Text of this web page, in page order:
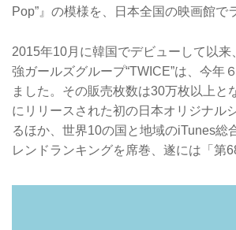
Pop”』の模様を、日本全国の映画館で
2015年10月に韓国でデビューして以
強ガールズグループ“TWICE”は、今年
ました。その販売枚数は30万枚以上
にリリースされた初の日本オリジナル
るほか、世界10の国と地域のiTunes
レンドランキングを席巻、遂には「第